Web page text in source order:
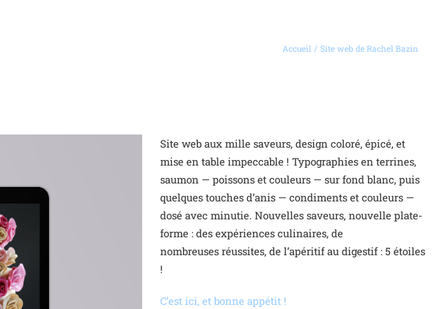
Accueil Site web de Rachel Bazin
Site web aux mille saveurs, design coloré, épicé, et
mise en table impeccable ! Typographies en terrines,
saumon — poissons et couleurs — sur fond blanc, puis
quelques touches d’anis — condiments et couleurs —
dosé avec minutie. Nouvelles saveurs, nouvelle plate-
forme : des expériences culinaires, de
nombreuses réussites, de l’apéritif au digestif : 5 étoiles
!
C’est ici, et bonne appétit !